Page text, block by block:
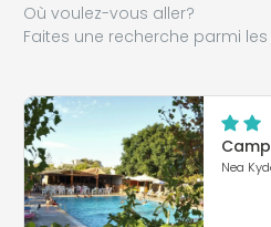
Où voulez-vous aller?
Faites une recherche parmi les
Nea